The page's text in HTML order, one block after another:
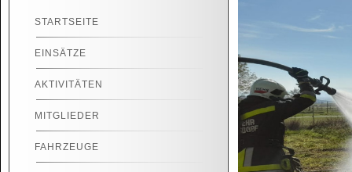
STARTSEITE
EINSÄTZE
AKTIVITÄTEN
MITGLIEDER
FAHRZEUGE